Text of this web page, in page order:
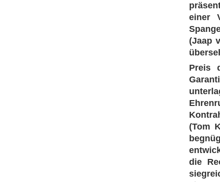
einer
(Jaap
Preis
(Tom
die